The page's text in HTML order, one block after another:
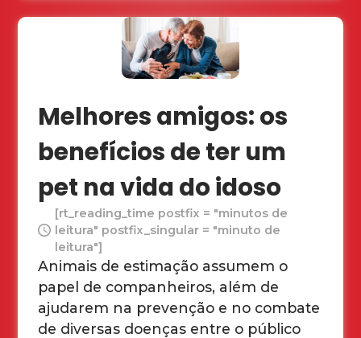
Melhores amigos: os
benefícios de ter um
pet na vida do idoso
[rt_reading_time postfix = "minutos de
leitura" postfix_singular = "minuto de
leitura"]
Animais de estimação assumem o
papel de companheiros, além de
ajudarem na prevenção e no combate
de diversas doenças entre o público